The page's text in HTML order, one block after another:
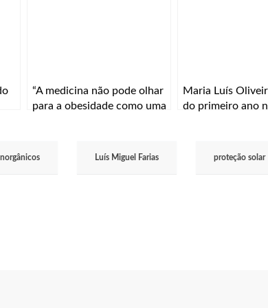
“A medicina não pode olhar
para a obesidade como uma
Maria Luís
do primeiro ano
Luís Miguel Farias proteção solar